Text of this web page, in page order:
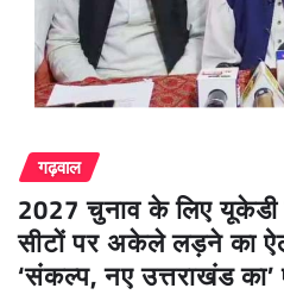
गढ़वाल
2027 चुनाव के लिए यूकेडी
सीटों पर अकेले लड़ने का
‘संकल्प, नए उत्तराखंड